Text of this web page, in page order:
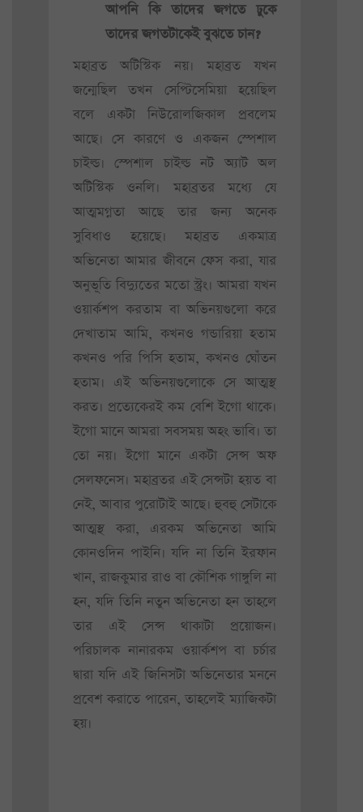
আপনি কি তাদের জগতে ঢুকে
তাদের জগতটাকেই বুঝতে চান?
মহাব্রত অটিস্টিক নয়। মহাব্রত যখন
জন্মেছিল তখন সেপ্টিসেমিয়া হয়েছিল
বলে একটা নিউরোলজিকাল প্রবলেম
আছে। সে কারণে ও একজন স্পেশাল
চাইল্ড। স্পেশাল চাইল্ড নট অ্যাট অল
অটিস্টিক ওনলি। মহাব্রতর মধ্যে যে
আত্মমগ্নতা আছে তার জন্য অনেক
সুবিধাও হয়েছে। মহাব্রত একমাত্র
অভিনেতা আমার জীবনে ফেস করা, যার
অনুভূতি বিদ্যুতের মতো স্ট্রং। আমরা যখন
ওয়ার্কশপ করতাম বা অভিনয়গুলো করে
দেখাতাম আমি, কখনও গন্ডারিয়া হতাম
কখনও পরি পিসি হতাম, কখনও ঘোঁতন
হতাম। এই অভিনয়গুলোকে সে আত্মস্থ
করত। প্রত্যেকেরই কম বেশি ইগো থাকে।
ইগো মানে আমরা সবসময় অহং ভাবি। তা
তো নয়। ইগো মানে একটা সেন্স অফ
সেলফনেস। মহাব্রতর এই সেন্সটা হয়ত বা
নেই, আবার পুরোটাই আছে। হুবহু সেটাকে
আত্মস্থ করা, এরকম অভিনেতা আমি
কোনওদিন পাইনি। যদি না তিনি ইরফান
খান, রাজকুমার রাও বা কৌশিক গাঙ্গুলি না
হন, যদি তিনি নতুন অভিনেতা হন তাহলে
তার এই সেন্স থাকাটা প্রয়োজন।
পরিচালক নানারকম ওয়ার্কশপ বা চর্চার
দ্বারা যদি এই জিনিসটা অভিনেতার মননে
প্রবেশ করাতে পারেন, তাহলেই ম্যাজিকটা
হয়।